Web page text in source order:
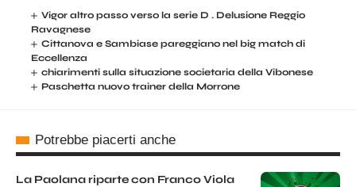
Vigor altro passo verso la serie D . Delusione Reggio
Ravagnese
Cittanova e Sambiase pareggiano nel big match di
Eccellenza
chiarimenti sulla situazione societaria della Vibonese
Paschetta nuovo trainer della Morrone
Potrebbe piacerti anche
La Paolana riparte con Franco Viola